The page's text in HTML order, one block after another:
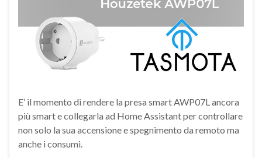
E’ il momento di rendere la presa smart AWP07L ancora
più smart e collegarla ad Home Assistant per controllare
non solo la sua accensione e spegnimento da remoto ma
anche i consumi.